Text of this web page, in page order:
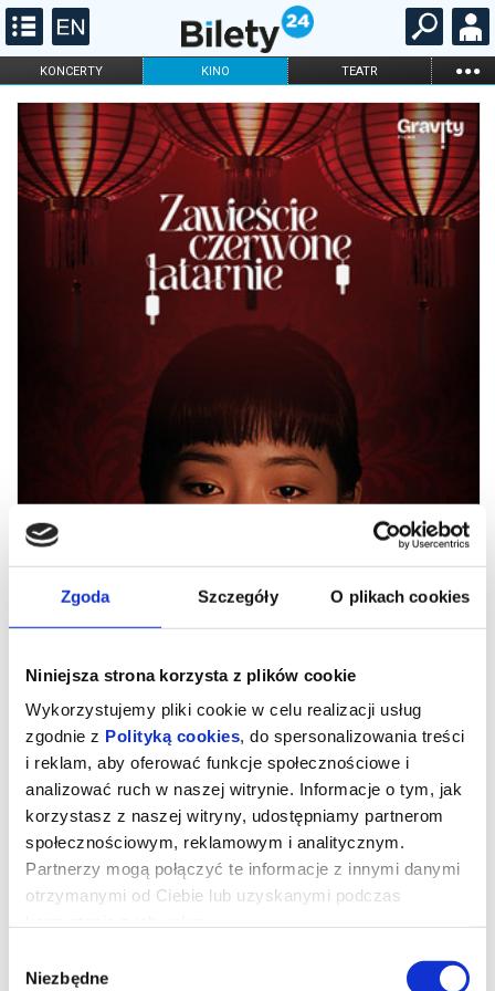
Zgoda Szczegóły O plikach cookies
Niniejsza strona korzysta z plików cookie
Wykorzystujemy pliki cookie w celu realizacji usług
zgodnie z Polityką cookies, do spersonalizowania treści
i reklam, aby oferować funkcje społecznościowe i
analizować ruch w naszej witrynie. Informacje o tym, jak
korzystasz z naszej witryny, udostępniamy partnerom
społecznościowym, reklamowym i analitycznym.
Partnerzy mogą połączyć te informacje z innymi danymi
otrzymanymi od Ciebie lub uzyskanymi podczas
zgody
Niezbędne
KONCERTY KINO TEATR ...
FILHARMONIA OPERA I BALET
STAND-UP
DLA DZIECI
ONLINE KARNETY
ZAWIEŚCIE CZERWONE LATARNIE
Słynne chińskie arcydzieło i jeden z najpiękniejszych filmów lat 90.
już 22 maja w polskich kinach, w nowej wersji 4K.
„Zawieście czerwone latarnie” to absolutna perła w bogatym i
eklektycznym dorobku Zhanga Yimou („Dom latających
nowego mistrza światowego kina. Srebrny Lew w Wenecji,
nagroda BAFTA dla najlepszego filmu nieanglojęzycznego oraz